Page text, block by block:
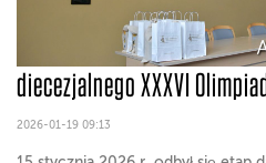
diecezjalnego XXXVI
2026-01-19 09:13